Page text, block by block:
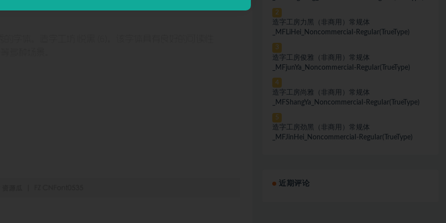
2
造字工房力黑（非商用）常规体
_MFLiHei_NoncommerciaI-ReguIar(TrueType)
3
造字工房俊雅（非商用）常规体
_MFjunYa_NoncommerciaI-ReguIar(TrueType)
4
造字工房尚雅（非商用）常规体
_MFShangYa_NoncommerciaI-ReguIar(TrueType)
5
造字工房劲黑（非商用）常规体
_MFJinHei_NoncommerciaI-ReguIar(TrueType)
近期评论